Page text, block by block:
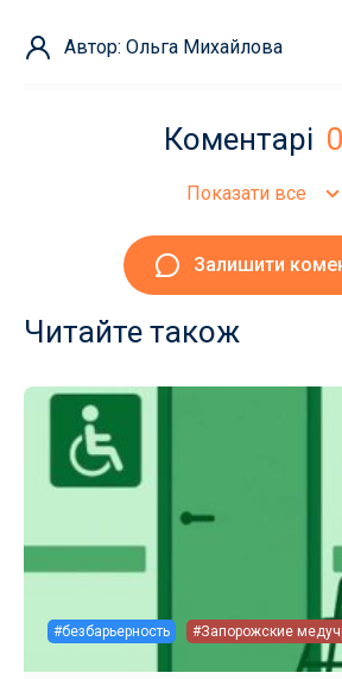
Автор: Ольга Михайлова
Коментарі 0
Показати все
Залишити
Читайте також
#безбарьерность #Запорожские